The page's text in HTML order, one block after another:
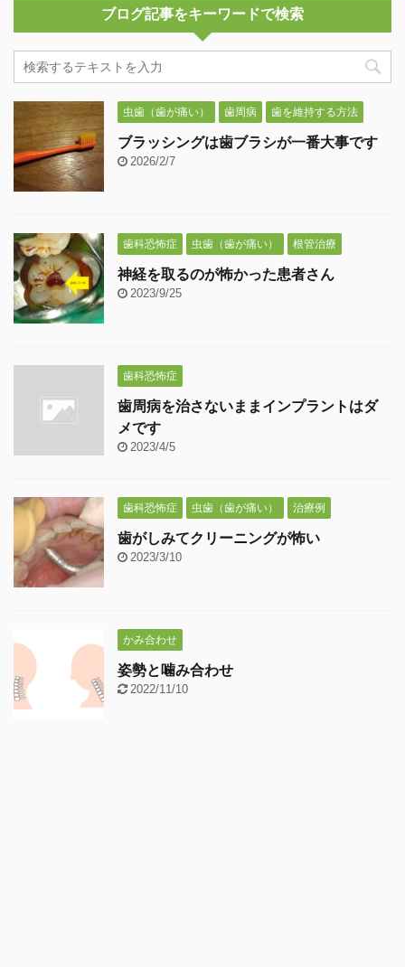
ブログ記事をキーワードで検索
虫歯（歯が痛い） 歯周病 歯を維持する方法
ブラッシングは歯ブラシが一番大事です
2026/2/7
歯科恐怖症 虫歯（歯が痛い） 根管治療
神経を取るのが怖かった患者さん
2023/9/25
歯科恐怖症
歯周病を治さないままインプラントはダ
メです
2023/4/5
歯科恐怖症 虫歯（歯が痛い） 治療例
歯がしみてクリーニングが怖い
2023/3/10
かみ合わせ
姿勢と噛み合わせ
2022/11/10